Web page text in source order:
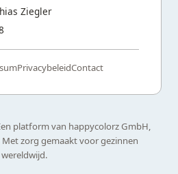
Ziegler
PrivacybeleidContact
platform van happycolorz GmbH,
zorg gemaakt voor gezinnen
wereldwijd.